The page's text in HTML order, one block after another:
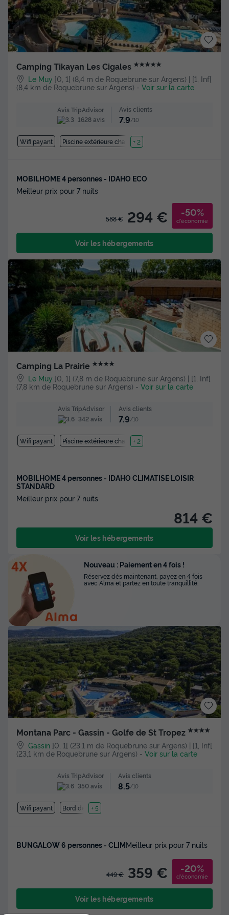
Camping Tikayan Les Cigales ★★★★★
Le Muy ]0, 1[ (8,4 m de Roquebrune sur Argens) | [1, Inf[
(8,4 km de Roquebrune sur Argens) - Voir sur la carte
Avis TripAdvisor
1628 avis
Avis clients
7.9/10
Wifi payant Piscine extérieure chauffée
+ 2
MOBILHOME 4 personnes - IDAHO ECO
Meilleur prix pour 7 nuits
588 € 294 € -50%
d'économie
Voir les hébergements
Camping La Prairie ★★★★
Le Muy ]0, 1[ (7,8 m de Roquebrune sur Argens) | [1, Inf[
(7,8 km de Roquebrune sur Argens) - Voir sur la carte
Avis TripAdvisor
342 avis
Avis clients
7.9/10
Wifi payant Piscine extérieure chauffée
+ 2
MOBILHOME 4 personnes - IDAHO CLIMATISE LOISIR
STANDARD
Meilleur prix pour 7 nuits
814 €
Voir les hébergements
Montana Parc - Gassin - Golfe de St Tropez ★★★★
Gassin ]0, 1[ (23,1 m de Roquebrune sur Argens) | [1, Inf[
(23,1 km de Roquebrune sur Argens) - Voir sur la carte
Avis TripAdvisor
350 avis
Avis clients
8.5/10
Wifi payant Bord de mer
+ 5
BUNGALOW 6 personnes - CLIMMeilleur prix pour 7 nuits
449 € 359 € -20%
d'économie
Voir les hébergements
Nouveau : Paiement en 4 fois !
Réservez dès maintenant, payez en 4 fois
avec Alma et partez en toute tranquillité.